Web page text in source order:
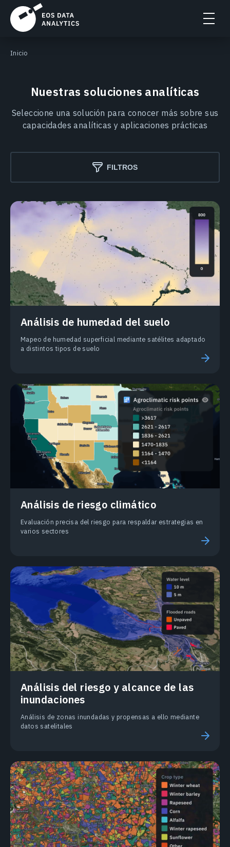
Inicio
Nuestras soluciones analíticas
Seleccione una solución para conocer más sobre sus
capacidades analíticas y aplicaciones prácticas
FILTROS
Análisis de humedad del suelo
Mapeo de humedad superficial mediante satélites adaptado
a distintos tipos de suelo
Análisis de riesgo climático
Evaluación precisa del riesgo para respaldar estrategias en
varios sectores
Análisis del riesgo y alcance de las
inundaciones
Análisis de zonas inundadas y propensas a ello mediante
datos satelitales